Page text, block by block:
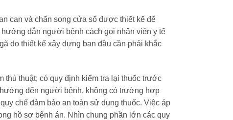
can và chấn song cửa sổ được thiết kế để
dẫn người bệnh cách gọi nhân viên y tế
do thiết kế xây dựng ban đầu cần phải khắc
thủ thuật; có quy định kiểm tra lại thuốc trước
đến người bệnh, không có trường hợp
chế đảm bảo an toàn sử dụng thuốc. Việc áp
hồ sơ bệnh án. Nhìn chung phần lớn các quy